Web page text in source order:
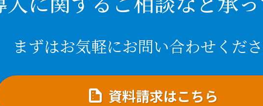
まずはお気軽にお問い合わせくだ
資料請求はこちら